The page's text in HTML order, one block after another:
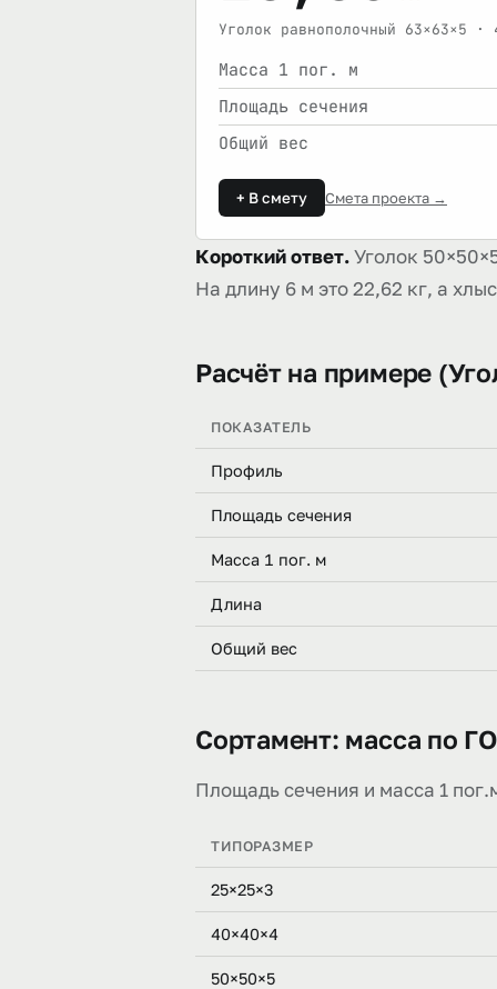
Уголок равнополочный 63×63×5
Масса 1 пог. м
Площадь сечения
Общий вес
+ В смету Смета проекта →
Короткий ответ.Уголок
На длину 6 м это 22,62 кг, а
Расчёт на примере
ПОКАЗАТЕЛЬ
Профиль
Площадь сечения
Масса 1 пог. м
Длина
Общий вес
Сортамент: масса по
Площадь сечения и масса 1
ТИПОРАЗМЕР
25×25×3
40×40×4
50×50×5